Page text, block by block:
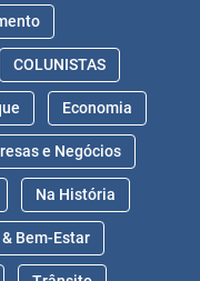
COLUNISTAS
Economia
e Negócios
Na História
Bem-Estar